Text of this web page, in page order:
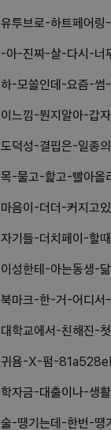
유투브로-하트페어
-아-진짜-살-다시-너
하-모쏠인데-요즘-
이느낌-뭔지알아-갑
도덕성-결핍은-일종
목-물고-핥고-빨아
마음이-더더-커지고
자기들-더치페이-할
이성한테-아는동생-
북마크-한-거-어디
대학교에서-친해진-
귀욤-X-펌-
학자금-대출이나-생
술-땡기는데-한번-